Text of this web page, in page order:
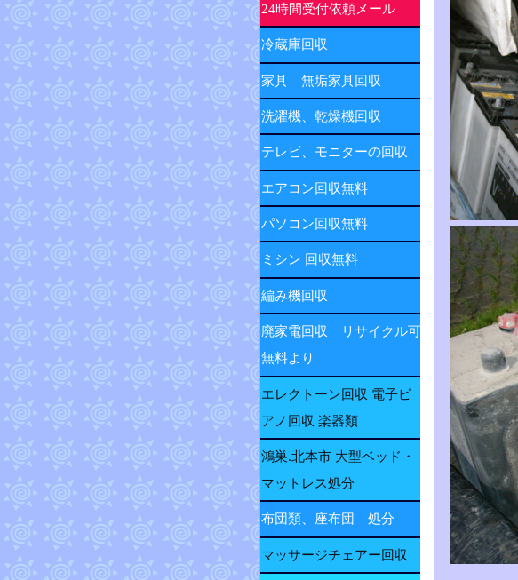
24時間受付依頼メール
冷蔵庫回収
家具 無垢家具回収
洗濯機、乾燥機回収
テレビ、モニターの回収
エアコン回収無料
パソコン回収無料
ミシン 回収無料
編み機回収
廃家電回収 リサイクル可
無料より
エレクトーン回収 電子ピ
アノ回収 楽器類
鴻巣.北本市 大型ベッド・
マットレス処分
布団類、座布団 処分
マッサージチェアー回収